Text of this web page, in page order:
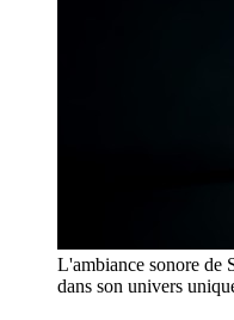
L'ambiance sonore de
dans son univers